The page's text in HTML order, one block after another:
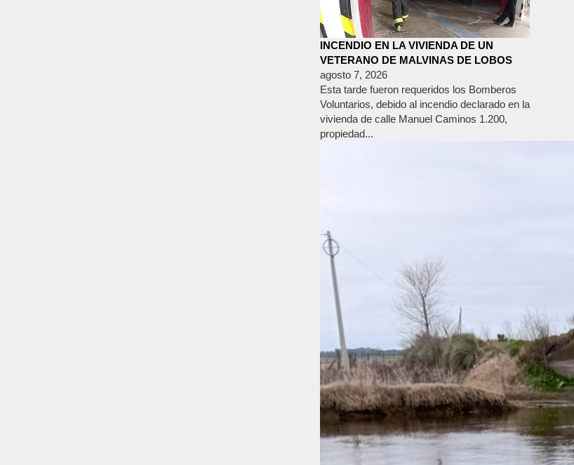
INCENDIO EN LA VIVIENDA DE UN
VETERANO DE MALVINAS DE LOBOS
agosto 7, 2026
Esta tarde fueron requeridos los Bomberos
Voluntarios, debido al incendio declarado en la
vivienda de calle Manuel Caminos 1.200,
propiedad...